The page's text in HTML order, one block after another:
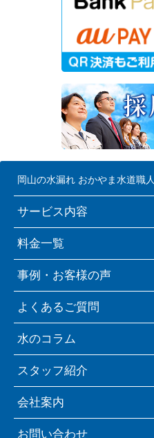
岡山の水漏れ おかやま水道職人
サービス内容
料金一覧
事例・お客様の声
よくあるご質問
水のコラム
スタッフ紹介
会社案内
お問い合わせ